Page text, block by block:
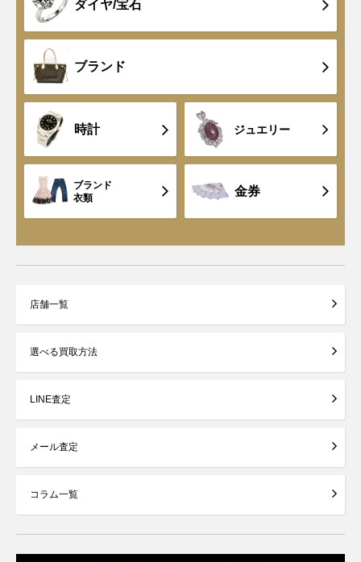
ダイヤ/宝石
ブランド
時計 ジュエリー
ブランド
衣類
金券
店舗一覧
選べる買取方法
LINE査定
メール査定
コラム一覧